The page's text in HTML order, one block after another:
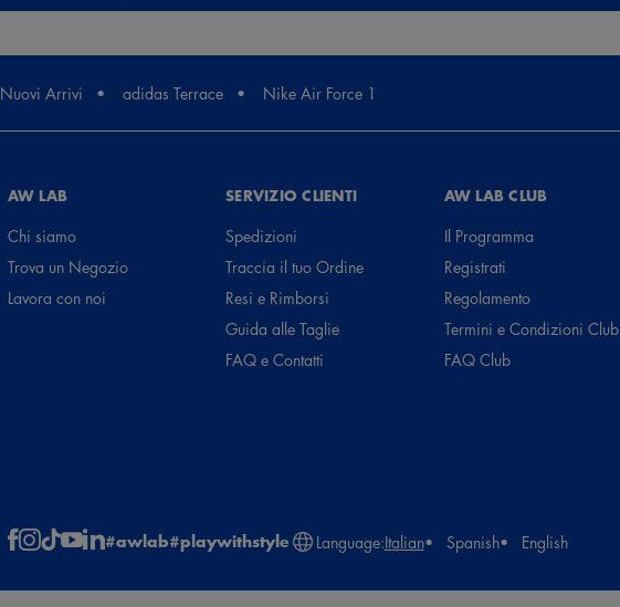
Nuovi Arrivi adidas Terrace Nike Air Force 1
AW LAB
Chi siamo
Trova un Negozio
Lavora con noi
SERVIZIO CLIENTI
Spedizioni
Traccia il tuo Ordine
Resi e Rimborsi
Guida alle Taglie
FAQ e Contatti
AW LAB CLUB
Il Programma
Registrati
Regolamento
Termini e Condizioni Club
FAQ Club
#awlab#playwithstyle Language:Italian Spanish English